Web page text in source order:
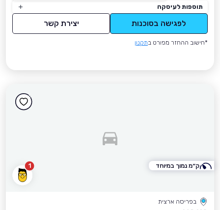
תוספות לעיסקה
לפגישה בסוכנות יצירת קשר
*חישוב ההחזר מפורט בתקנון
1
בפריסה ארצית
ק״מ נמוך במיוחד